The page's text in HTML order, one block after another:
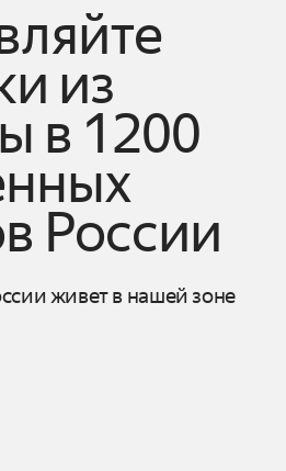
из
в 1200
России
живет в нашей зоне